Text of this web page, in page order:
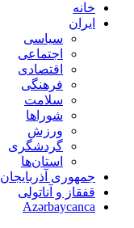
خانه
ایران
سیاسی
اجتماعی
اقتصادی
فرهنگی
سلامت
شوراها
ورزش
گردشگری
استان‌ها
جمهوری آذربایجان
قفقاز و آناتولی
Azərbaycanca